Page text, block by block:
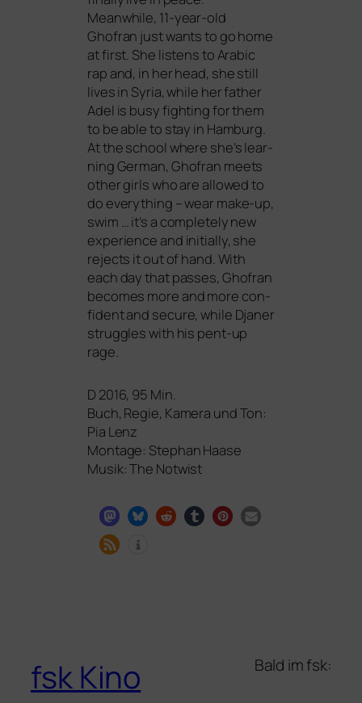
Meanwhile, 11-year-old
Ghofran just wants to go home
at first. She lis­tens to Arabic
rap and, in her head, she still
lives in Syria, while her father
Adel is busy fight­ing for them
to be able to stay in Hamburg.
At the school whe­re she’s lear­
ning German, Ghofran meets
other girls who are allo­wed to
do ever­y­thing – wear make-up,
swim … it’s a com­ple­te­ly new
expe­ri­ence and initi­al­ly, she
rejects it out of hand. With
each day that pas­ses, Ghofran
beco­mes more and more con­
fi­dent and secu­re, while Djaner
strug­gles with his pent-up
rage.
D 2016, 95 Min.
Buch, Regie, Kamera und Ton:
Pia Lenz
Montage: Stephan Haase
Musik: The Notwist
fsk Kino Bald im fsk: